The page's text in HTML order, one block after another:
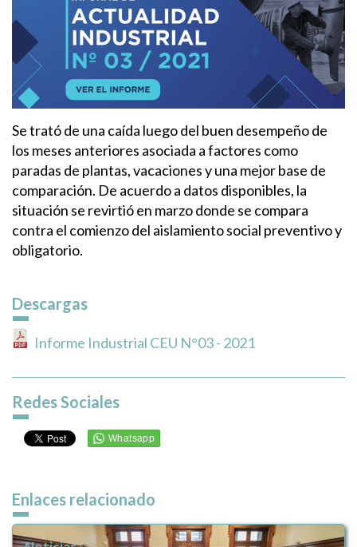
Se trató de una caída luego del buen desempeño de
los meses anteriores asociada a factores como
paradas de plantas, vacaciones y una mejor base de
comparación. De acuerdo a datos disponibles, la
situación se revirtió en marzo donde se compara
contra el comienzo del aislamiento social preventivo y
obligatorio.
Descargas
Informe Industrial CEU N°03 - 2021
Redes Sociales
Enlaces relacionado